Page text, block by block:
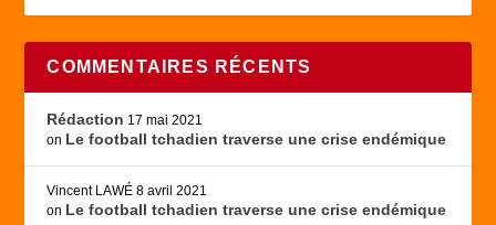
COMMENTAIRES RÉCENTS
Rédaction 17 mai 2021
on Le football tchadien traverse une crise endémique
Vincent LAWÉ 8 avril 2021
on Le football tchadien traverse une crise endémique